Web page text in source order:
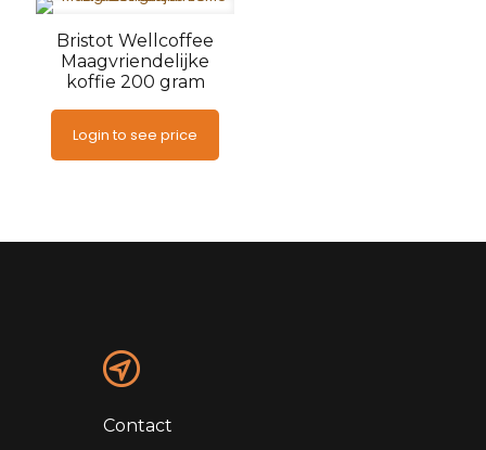
Bristot Wellcoffee
Maagvriendelijke
koffie 200 gram
Login to see price
Contact